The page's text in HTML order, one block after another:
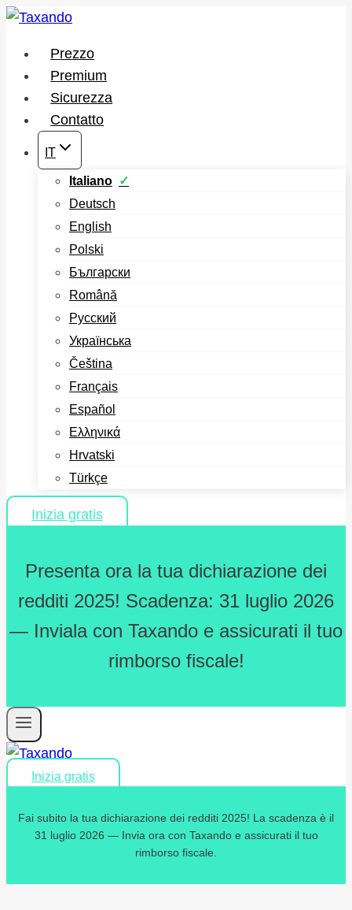
Salta
contenutoPrezzo
Premium
Sicurezza
Contatto
IT
Italiano
Deutsch
English
Polski
Български
Română
Русский
Українська
Čeština
Français
Español
Ελληνικά
Hrvatski
Türkçe
Inizia gratis
Presenta ora la tua dichiarazione dei
redditi 2025! Scadenza: 31 luglio 2026
— Inviala con Taxando e assicurati il tuo
rimborso fiscale!
Inizia gratis
Fai subito la tua dichiarazione dei redditi 2025! La scadenza è il
31 luglio 2026 — Invia ora con Taxando e assicurati il tuo
rimborso fiscale.